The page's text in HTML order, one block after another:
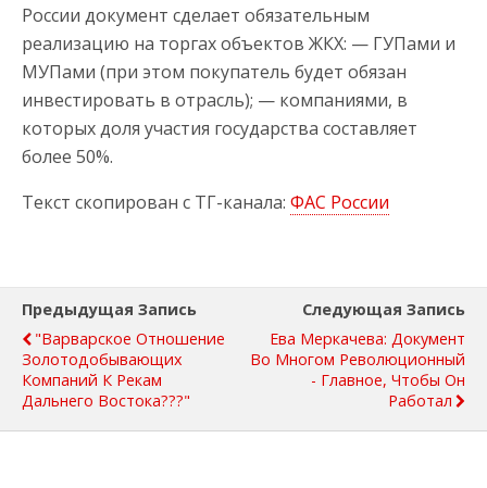
России документ сделает обязательным
реализацию на торгах объектов ЖКХ: — ГУПами и
МУПами (при этом покупатель будет обязан
инвестировать в отрасль); — компаниями, в
которых доля участия государства составляет
более 50%.
Текст скопирован с ТГ-канала: ФАС России
Предыдущая Запись
"Варварское Отношение
Золотодобывающих
Компаний К Рекам
Дальнего Востока???"
Следующая Запись
Ева Меркачева: Документ
Во Многом Революционный
- Главное, Чтобы Он
Работал